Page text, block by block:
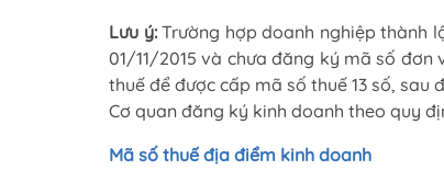
Lưu ý:Trường hợp doanh nghiệp thành
01/11/2015 và chưa đăng ký mã số
thuế để được cấp mã số thuế 13 số,
Cơ quan đăng ký kinh doanh theo quy
Mã số thuế địa điểm kinh doanh